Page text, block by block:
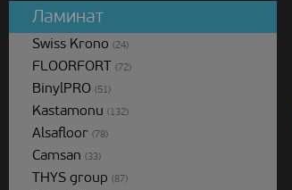
Ламинат
Swiss Krono (24)
FLOORFORT (72)
BinylPRO (51)
Kastamonu (132)
Alsafloor (78)
Camsan (33)
THYS group (87)